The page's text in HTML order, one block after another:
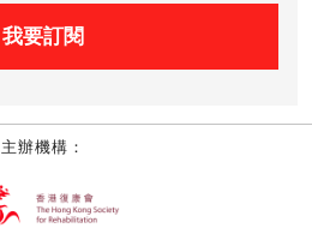
我要訂閱
主辦機構：